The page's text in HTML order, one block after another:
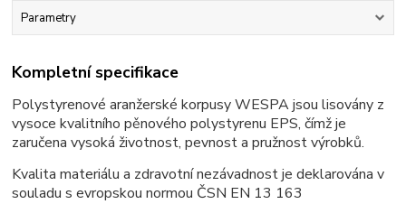
Parametry
Kompletní specifikace
Polystyrenové aranžerské korpusy WESPA jsou lisovány z
vysoce kvalitního pěnového polystyrenu EPS, čímž je
zaručena vysoká životnost, pevnost a pružnost výrobků.
Kvalita materiálu a zdravotní nezávadnost je deklarována v
souladu s evropskou normou ČSN EN 13 163